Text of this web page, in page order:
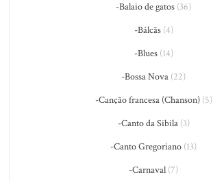
-Balaio de gatos (36)
-Bálcãs(4)
-Blues(14)
-Bossa Nova (22)
-Canção francesa (Chanson)(5)
-Canto da Sibila(3)
-Canto Gregoriano (13)
-Carnaval (7)